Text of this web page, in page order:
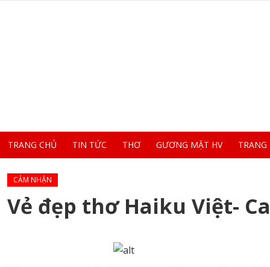
TRANG CHỦ TIN TỨC THƠ GƯƠNG MẶT HV
CẢM NHẬN
Vẻ đẹp thơ Haiku Việt-